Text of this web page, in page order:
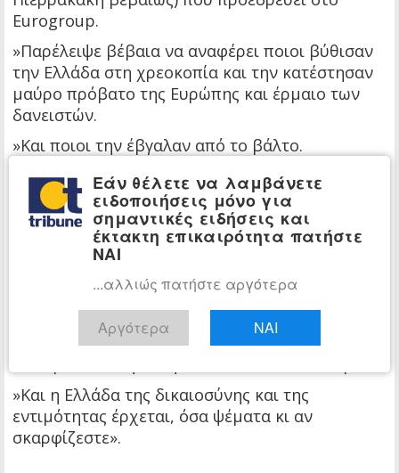
Eurogroup.
»Παρέλειψε βέβαια να αναφέρει ποιοι βύθισαν
την Ελλάδα στη χρεοκοπία και την κατέστησαν
μαύρο πρόβατο της Ευρώπης και έρμαιο των
δανειστών.
»Και ποιοι την έβγαλαν από το βάλτο.
»Όπως παρέλειψε να αναφέρει, ότι η Ελλάδα της
Δεξιάς “προεδρεύει” σήμερα στην Ευρώπη στους
χαμηλούς μισθούς, τη διαφθορά, την
υπονόμευση του κράτους δικαίου, την
παράλυση της δημοκρατίας.
»Και κατέχει κορυφαία θέση στους καταλόγους
της Ευρωπαϊκής Εισαγγελίας.
»Αυτή είναι η Ελλάδα σας, κύριε Πιερρακάκη.
»Και η Ελλάδα της δικαιοσύνης και της
εντιμότητας έρχεται, όσα ψέματα κι αν
σκαρφίζεστε».
Εάν θέλετε να λαμβάνετε
ειδοποιήσεις μόνο για
σημαντικές ειδήσεις και
έκτακτη επικαιρότητα πατήστε
ΝΑΙ
...αλλιώς πατήστε αργότερα
Αργότερα ΝΑΙ